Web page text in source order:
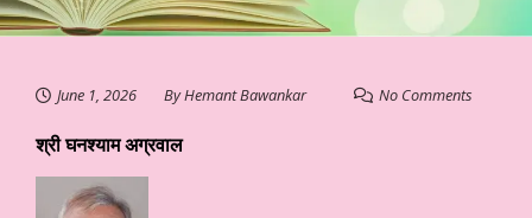
June 1, 2026 ByHemant Bawankar No Comments
श्री घनश्याम अग्रवाल